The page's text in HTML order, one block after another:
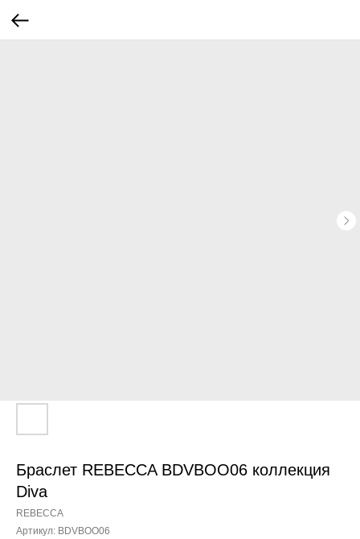
Браслет REBECCA BDVBOO06 коллекция
Diva
REBECCA
Артикул: BDVBOO06